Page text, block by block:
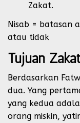
Zakat.
Nisab = batasan
atau tidak
Tujuan
Berdasarkan
dua. Yang
yang kedua
orang miskin,